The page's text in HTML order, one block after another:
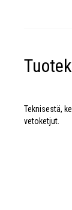
Teknisestä,
vetoketjut.